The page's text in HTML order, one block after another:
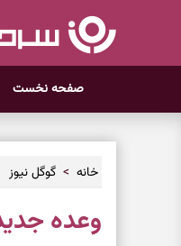
صفحه نخست
خانه گوگل نیوز
وعده